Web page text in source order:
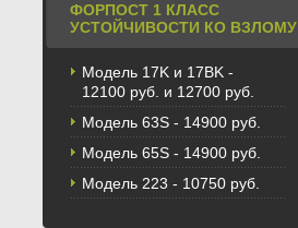
ФОРПОСТ 1 КЛАСС
УСТОЙЧИВОСТИ КО ВЗЛОМУ
Модель 17K и 17BK -
12100 руб. и 12700 руб.
Модель 63S - 14900 руб.
Модель 65S - 14900 руб.
Модель 223 - 10750 руб.